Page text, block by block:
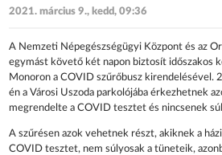
2021. március 9., kedd, 09:36
A Nemzeti Népegészségügyi Központ és az
egymást követő két napon biztosít időszakos
Monoron a COVID szűrőbusz kirendelésével.
én a Városi Uszoda parkolójába érkezhetnek
megrendelte a COVID tesztet és nincsenek
A szűrésen azok vehetnek részt, akiknek a
COVID tesztet, nem súlyosak a tüneteik,